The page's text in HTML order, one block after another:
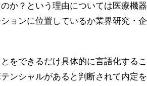
か？という理由については医療機器
ョンに位置しているか業界研究・企
をできるだけ具体的に言語化するこ
ンシャルがあると判断されて内定を